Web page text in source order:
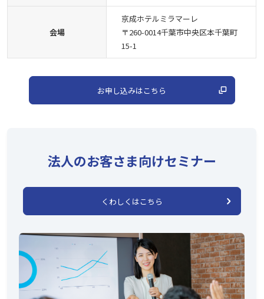
会場
京成ホテルミラマーレ
〒260-0014千葉市中央区本千葉町
15-1
お申し込みはこちら
法人のお客さま向けセミナー
くわしくはこちら